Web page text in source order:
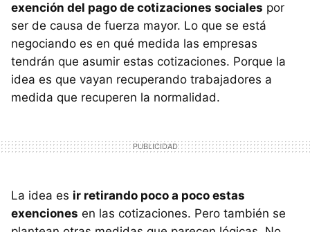
exención del pago de cotizaciones sociales por
ser de causa de fuerza mayor. Lo que se está
negociando es en qué medida las empresas
tendrán que asumir estas cotizaciones. Porque la
idea es que vayan recuperando trabajadores a
medida que recuperen la normalidad.
La idea es ir retirando poco a poco estas
exenciones en las cotizaciones. Pero también se